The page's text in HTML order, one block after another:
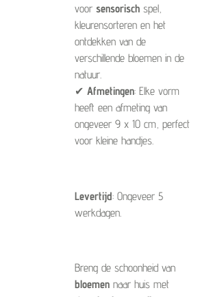
voor sensorisch spel,
kleurensorteren en het
ontdekken van de
verschillende bloemen in de
natuur.
✔ Afmetingen: Elke vorm
heeft een afmeting van
ongeveer 9 x 10 cm, perfect
voor kleine handjes.
Levertijd: Ongeveer 5
werkdagen.
Breng de schoonheid van
bloemen naar huis met